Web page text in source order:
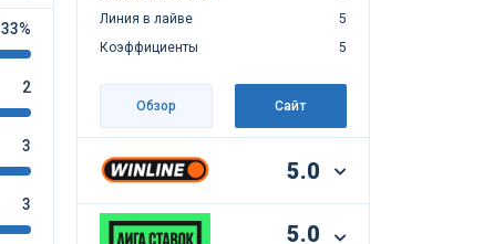
33%
2
3
3
Линия в лайве
5
Коэффициенты
5
Обзор Сайт
5.0
5.0